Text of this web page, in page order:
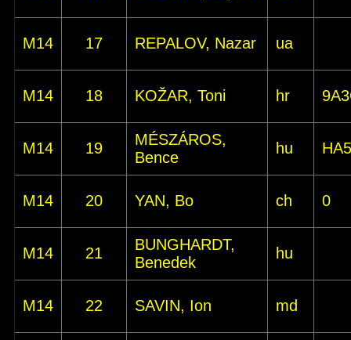
M14 17 REPALOV, Nazar ua
M14 18 KOŽAR, Toni hr
M14 19
MÉSZÁROS,
Bence
hu
M14 20 YAN, Bo ch 0
M14 21
BUNGHARDT,
Benedek
hu
M14 22 SAVIN, Ion md